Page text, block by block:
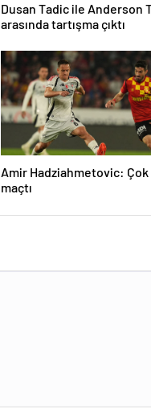
Dusan Tadic ile Anderson
arasında tartışma çıktı
Amir Hadziahmetovic:
maçtı